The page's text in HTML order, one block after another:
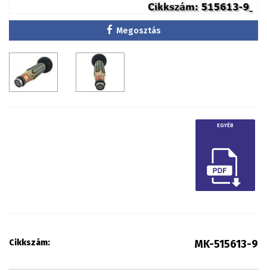
Megosztás
EGYÉB
Cikkszám: MK-515613-9